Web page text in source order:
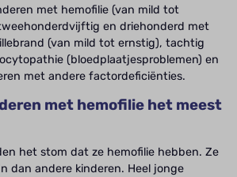
met hemofilie (van mild tot
en driehonderd met
(van mild tot ernstig), tachtig
(bloedplaatjesproblemen) en
met andere factordeficiënties.
met hemofilie het meest
het stom dat ze hemofilie hebben. Ze
dan andere kinderen. Heel jonge